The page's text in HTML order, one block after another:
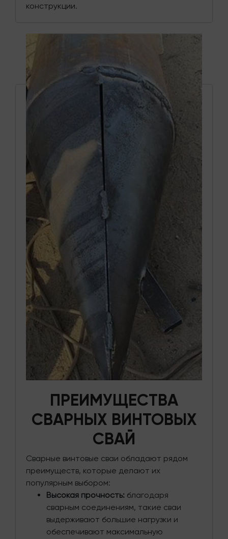
конструкции.
ПРЕИМУЩЕСТВА
СВАРНЫХ ВИНТОВЫХ
СВАЙ
Сварные винтовые сваи обладают рядом
преимуществ, которые делают их
популярным выбором:
Высокая прочность: благодаря
сварным соединениям, такие сваи
выдерживают большие нагрузки и
обеспечивают максимальную